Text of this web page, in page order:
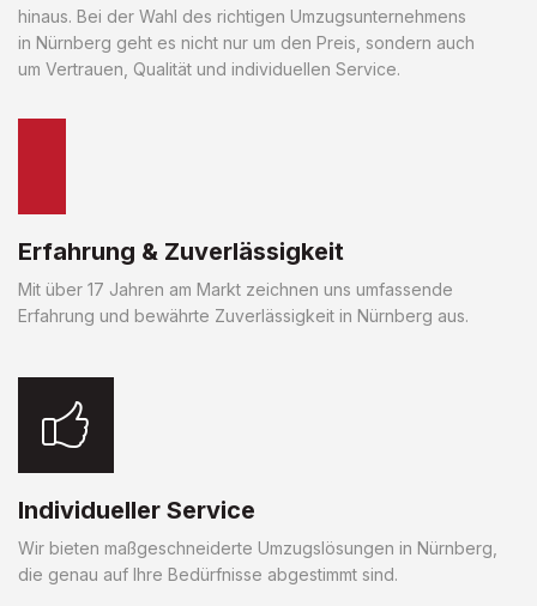
hinaus. Bei der Wahl des richtigen Umzugsunternehmens
in Nürnberg geht es nicht nur um den Preis, sondern auch
um Vertrauen, Qualität und individuellen Service.
Erfahrung & Zuverlässigkeit
Mit über 17 Jahren am Markt zeichnen uns umfassende
Erfahrung und bewährte Zuverlässigkeit in Nürnberg aus.
Individueller Service
Wir bieten maßgeschneiderte Umzugslösungen in Nürnberg,
die genau auf Ihre Bedürfnisse abgestimmt sind.